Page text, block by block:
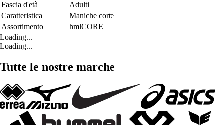
Fascia d'età
Adulti
Caratteristica
Maniche corte
Assortimento
hmlCORE
Loading...
Loading...
Tutte le nostre marche